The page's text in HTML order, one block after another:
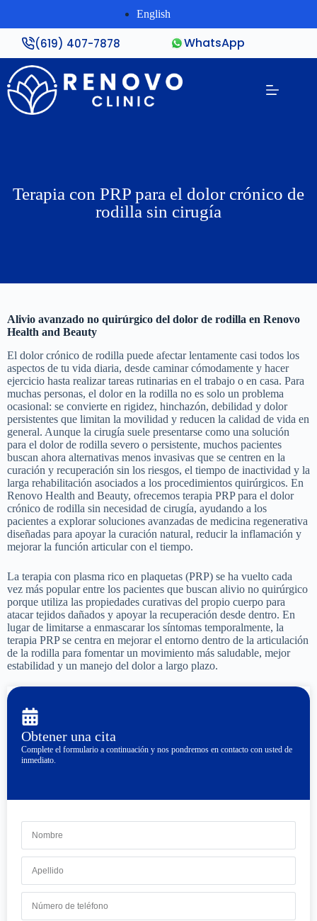
English
(619) 407-7878 WhatsApp
Terapia con PRP para el dolor crónico de
rodilla sin cirugía
Alivio avanzado no quirúrgico del dolor de rodilla en Renovo
Health and Beauty
El dolor crónico de rodilla puede afectar lentamente casi todos los
aspectos de tu vida diaria, desde caminar cómodamente y hacer
ejercicio hasta realizar tareas rutinarias en el trabajo o en casa. Para
muchas personas, el dolor en la rodilla no es solo un problema
ocasional: se convierte en rigidez, hinchazón, debilidad y dolor
persistentes que limitan la movilidad y reducen la calidad de vida en
general. Aunque la cirugía suele presentarse como una solución
para el dolor de rodilla severo o persistente, muchos pacientes
buscan ahora alternativas menos invasivas que se centren en la
curación y recuperación sin los riesgos, el tiempo de inactividad y la
larga rehabilitación asociados a los procedimientos quirúrgicos. En
Renovo Health and Beauty, ofrecemos terapia PRP para el dolor
crónico de rodilla sin necesidad de cirugía, ayudando a los
pacientes a explorar soluciones avanzadas de medicina regenerativa
diseñadas para apoyar la curación natural, reducir la inflamación y
mejorar la función articular con el tiempo.
La terapia con plasma rico en plaquetas (PRP) se ha vuelto cada
vez más popular entre los pacientes que buscan alivio no quirúrgico
porque utiliza las propiedades curativas del propio cuerpo para
atacar tejidos dañados y apoyar la recuperación desde dentro. En
lugar de limitarse a enmascarar los síntomas temporalmente, la
terapia PRP se centra en mejorar el entorno dentro de la articulación
de la rodilla para fomentar un movimiento más saludable, mejor
estabilidad y un manejo del dolor a largo plazo.
Obtener una cita
Complete el formulario a continuación y nos pondremos en contacto con usted de
inmediato.